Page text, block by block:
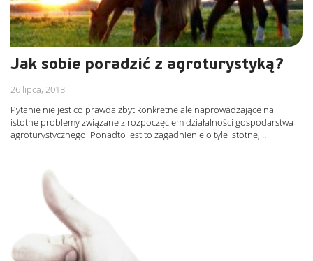
Jak sobie poradzić z agroturystyką?
26 lipca, 2018
Pytanie nie jest co prawda zbyt konkretne ale naprowadzające na
istotne problemy związane z rozpoczęciem działalności gospodarstwa
agroturystycznego. Ponadto jest to zagadnienie o tyle istotne,…